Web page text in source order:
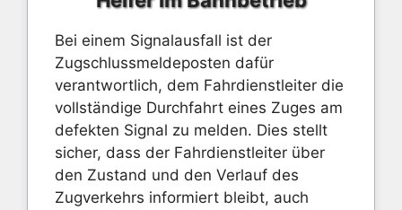
Bei einem Signalausfall ist der
Zugschlussmeldeposten dafür
verantwortlich, dem Fahrdienstleiter die
vollständige Durchfahrt eines Zuges am
defekten Signal zu melden. Dies stellt
sicher, dass der Fahrdienstleiter über
den Zustand und den Verlauf des
Zugverkehrs informiert bleibt, auch